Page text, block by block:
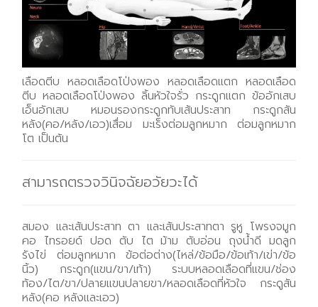
เลือดตีบ หลอดเลือดโป่งพอง หลอดเลือดแตก หลอดเลือด
ตีบ หลอดเลือดโป่งพอง ลิ้นหัวใจรั่ว กระดูกแตก ข้ออักเสบ
เอ็นอักเสบ หมอนรองกระดูกทับเส้นประสาท กระดูกสัน
หลัง(คอ/หลัง/เอว)เสื่อม มะเร็งต่อมลูกหมาก ต่อมลูกหมาก
โต เป็นต้น
สามารถตรวจวินิจฉัยอวัยวะได้
สมอง และเส้นประสาท ตา และเส้นประสาทตา รูหู โพรงจมูก
คอ ไทรอยด์ ปอด ตับ ไต ม้าม ตับอ่อน ถุงน้ำดี มดลูก
รังไข่ ต่อมลูกหมาก ข้อต่อต่าง(ไหล่/ข้อมือ/ข้อเท้า/เข่า/ข้อ
นิ้ว) กระดูก(แขน/ขา/เท้า) ระบบหลอดเลือดที่แขน/ช่อง
ท้อง/ไต/ขา/ปลายแขนปลายขา/หลอดเลือดที่หัวใจ กระดูสัน
หลัง(คอ หลังและเอว)